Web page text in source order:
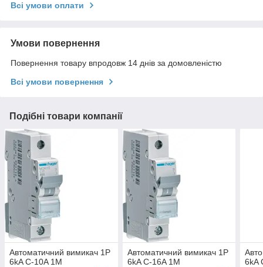
Всі умови оплати
Умови повернення
Повернення товару впродовж 14 днів за домовленістю
Всі умови повернення
Подібні товари компанії
Автоматичний вимикач 1P
6kA C-10A 1M
Автоматичний вимикач 1P
6kA C-16A 1M
6kA